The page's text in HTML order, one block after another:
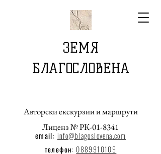
ЗЕМЯ
БЛАГОСЛОВЕНА
Авторски екскурзии и маршрути
Лиценз № РК-01-8341
email: info@blagoslovena.com
телефон: 0889910109